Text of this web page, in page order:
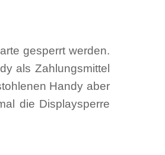
gesperrt werden.
als Zahlungsmittel
Handy aber
die Displaysperre